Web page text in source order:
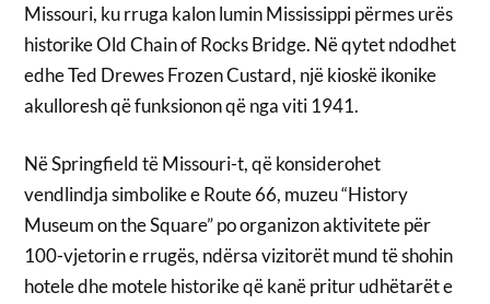
Missouri, ku rruga kalon lumin Mississippi përmes urës
historike Old Chain of Rocks Bridge. Në qytet ndodhet
edhe Ted Drewes Frozen Custard, një kioskë ikonike
akulloresh që funksionon që nga viti 1941.
Në Springfield të Missouri-t, që konsiderohet
vendlindja simbolike e Route 66, muzeu “History
Museum on the Square” po organizon aktivitete për
100-vjetorin e rrugës, ndërsa vizitorët mund të shohin
hotele dhe motele historike që kanë pritur udhëtarët e